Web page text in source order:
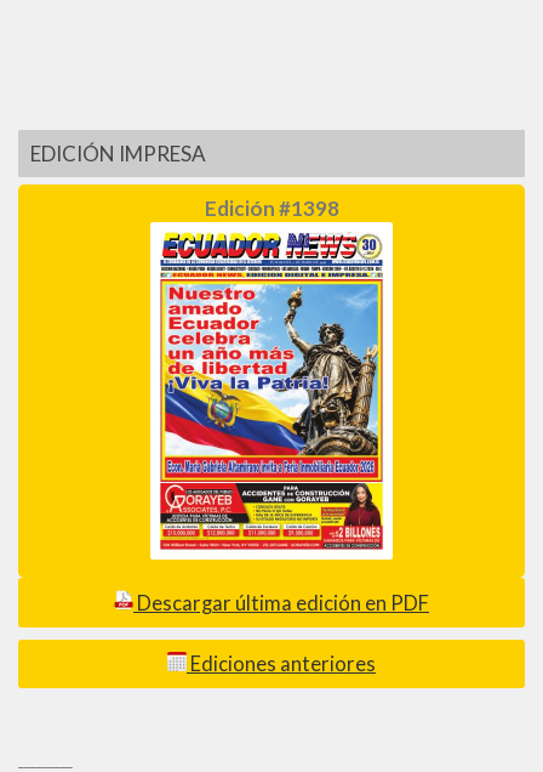
EDICIÓN IMPRESA
Edición #1398
Descargar última edición en PDF
Ediciones anteriores